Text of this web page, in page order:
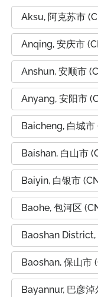
Aksu, 阿克苏市
Anqing, 安庆市
Anshun, 安顺市
Anyang, 安阳市
Baicheng, 白城市
Baishan, 白山市
Baiyin, 白银市
Baohe, 包河区
Baoshan District,
Baoshan, 保山市
Bayannur, 巴彦淖